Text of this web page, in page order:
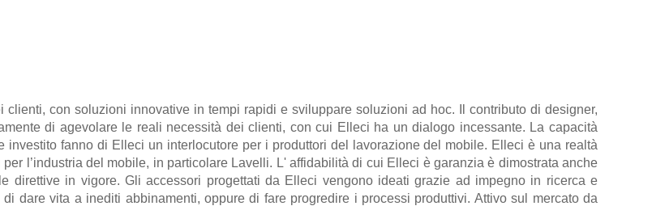
con soluzioni innovative in tempi rapidi e sviluppare soluzioni ad hoc. Il contributo di designer,
di agevolare le reali necessità dei clienti, con cui Elleci ha un dialogo incessante. La capacità
investito fanno di Elleci un interlocutore per i produttori del lavorazione del mobile. Elleci è una realtà
l’industria del mobile, in particolare Lavelli. L' affidabilità di cui Elleci è garanzia è dimostrata anche
direttive in vigore. Gli accessori progettati da Elleci vengono ideati grazie ad impegno in ricerca e
dare vita a inediti abbinamenti, oppure di fare progredire i processi produttivi. Attivo sul mercato da